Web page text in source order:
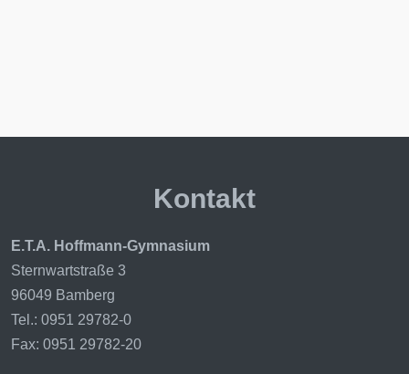
Kontakt
E.T.A. Hoffmann-Gymnasium
Sternwartstraße 3
96049 Bamberg
Tel.: 0951 29782-0
Fax: 0951 29782-20